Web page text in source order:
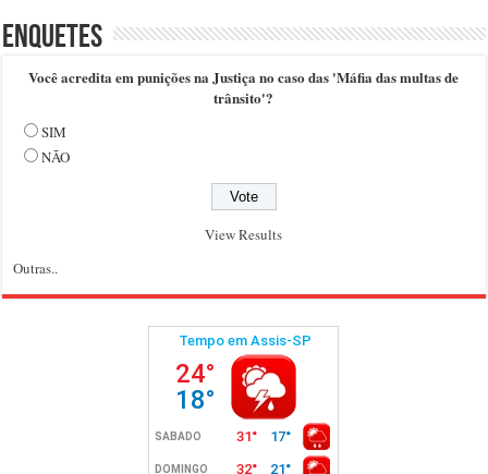
Enquetes
Você acredita em punições na Justiça no caso das 'Máfia das multas de
trânsito'?
SIM
NÃO
View Results
Outras..